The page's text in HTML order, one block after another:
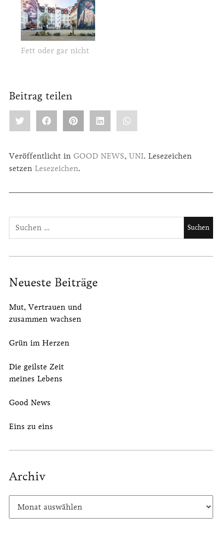
Fett oder gar nicht
Beitrag teilen
Veröffentlicht in GOOD NEWS, UNI. Lesezeichen
setzen Lesezeichen.
Neueste Beiträge
Mut, Vertrauen und
zusammen wachsen
Grün im Herzen
Die geilste Zeit
meines Lebens
Good News
Eins zu eins
Archiv